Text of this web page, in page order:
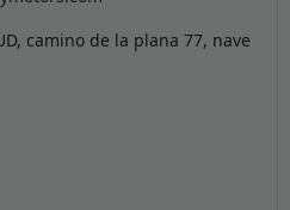
camino de la plana 77, nave